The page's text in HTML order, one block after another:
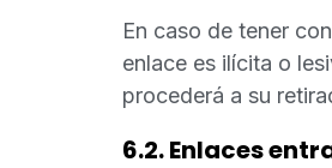
En caso de tener
enlace es ilícita o
procederá a su
6.2. Enlaces